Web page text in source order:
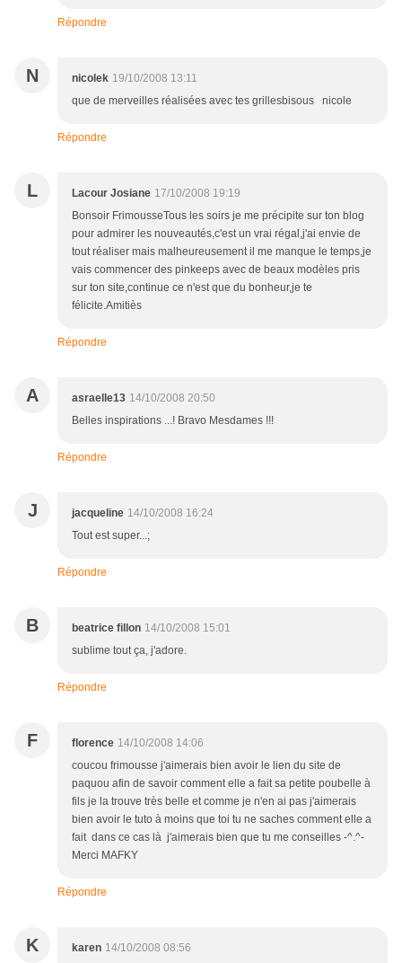
Répondre
N nicolek 19/10/2008 13:11
que de merveilles réalisées avec tes grillesbisous nicole
Répondre
L Lacour Josiane 17/10/2008 19:19
Bonsoir FrimousseTous les soirs je me précipite sur ton blog
pour admirer les nouveautés,c'est un vrai régal,j'ai envie de
tout réaliser mais malheureusement il me manque le temps,je
vais commencer des pinkeeps avec de beaux modèles pris
sur ton site,continue ce n'est que du bonheur,je te
félicite.Amitiès
Répondre
A asraelle13 14/10/2008 20:50
Belles inspirations ...! Bravo Mesdames !!!
Répondre
J jacqueline 14/10/2008 16:24
Tout est super...;
Répondre
B beatrice fillon 14/10/2008 15:01
sublime tout ça, j'adore.
Répondre
F florence 14/10/2008 14:06
coucou frimousse j'aimerais bien avoir le lien du site de
paquou afin de savoir comment elle a fait sa petite poubelle à
fils je la trouve très belle et comme je n'en ai pas j'aimerais
bien avoir le tuto à moins que toi tu ne saches comment elle a
fait dans ce cas là j'aimerais bien que tu me conseilles -^.^-
Merci MAFKY
Répondre
K karen 14/10/2008 08:56